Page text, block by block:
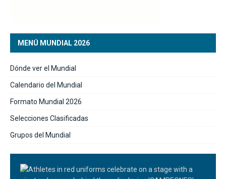
MENÚ MUNDIAL 2026
Dónde ver el Mundial
Calendario del Mundial
Formato Mundial 2026
Selecciones Clasificadas
Grupos del Mundial